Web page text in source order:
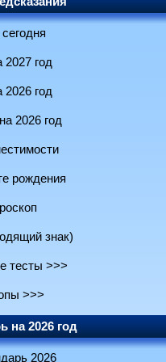
2027 год
2026 год
2026 год
рождения
знак)
тесты >>>
>>>
на 2026 год
2026